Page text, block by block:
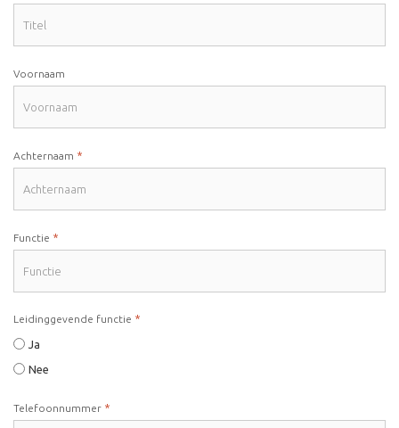
Voornaam
Achternaam *
Functie *
Leidinggevende functie *
Ja
Nee
Telefoonnummer *